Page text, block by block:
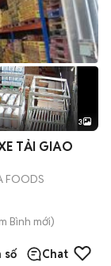
3
TẢI GIAO
FOODS
Bình mới)
số Chat